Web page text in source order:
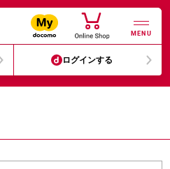
MENU
ログインする